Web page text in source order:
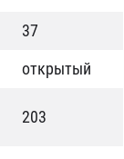
37
открытый
203